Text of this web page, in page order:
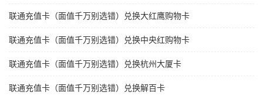
联通充值卡（面值千万别选错）兑换大红鹰购物卡
联通充值卡（面值千万别选错）兑换中央红购物卡
联通充值卡（面值千万别选错）兑换杭州大厦卡
联通充值卡（面值千万别选错）兑换解百卡